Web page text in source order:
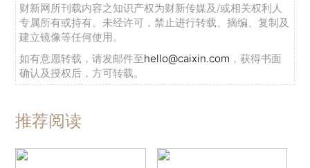
财新网所刊载内容之知识产权为财新传媒及/或相关权利人
专属所有或持有。未经许可，禁止进行转载、摘编、复制及
建立镜像等任何使用。
如有意愿转载，请发邮件至hello@caixin.com ，获得书面
确认及授权后，方可转载。
推荐阅读